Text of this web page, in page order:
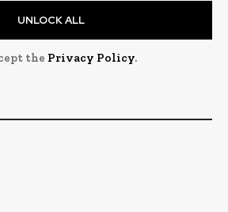
UNLOCK ALL
the Privacy Policy.